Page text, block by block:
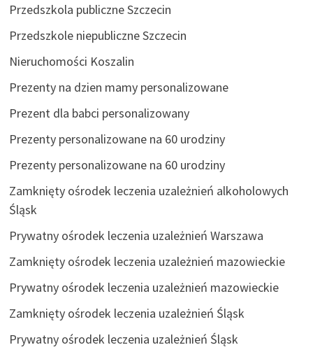
Przedszkola publiczne Szczecin
Przedszkole niepubliczne Szczecin
Nieruchomości Koszalin
Prezenty na dzien mamy personalizowane
Prezent dla babci personalizowany
Prezenty personalizowane na 60 urodziny
Prezenty personalizowane na 60 urodziny
Zamknięty ośrodek leczenia uzależnień alkoholowych
Śląsk
Prywatny ośrodek leczenia uzależnień Warszawa
Zamknięty ośrodek leczenia uzależnień mazowieckie
Prywatny ośrodek leczenia uzależnień mazowieckie
Zamknięty ośrodek leczenia uzależnień Śląsk
Prywatny ośrodek leczenia uzależnień Śląsk